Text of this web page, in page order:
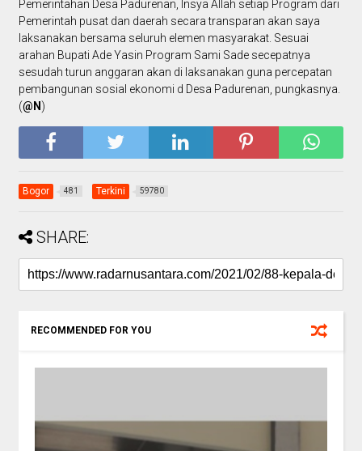
Pemerintahan Desa Padurenan, Insya Allah setiap Program dari
Pemerintah pusat dan daerah secara transparan akan saya
laksanakan bersama seluruh elemen masyarakat. Sesuai
arahan Bupati Ade Yasin Program Sami Sade secepatnya
sesudah turun anggaran akan di laksanakan guna percepatan
pembangunan sosial ekonomi d Desa Padurenan, pungkasnya.
(@N)
Bogor 481 Terkini 59780
SHARE:
RECOMMENDED FOR YOU